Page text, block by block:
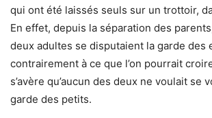
qui ont été laissés seuls sur un trottoir,
En effet, depuis la séparation des
deux adultes se disputaient la garde des
contrairement à ce que l’on pourrait
s’avère qu’aucun des deux ne voulait se
garde des petits.